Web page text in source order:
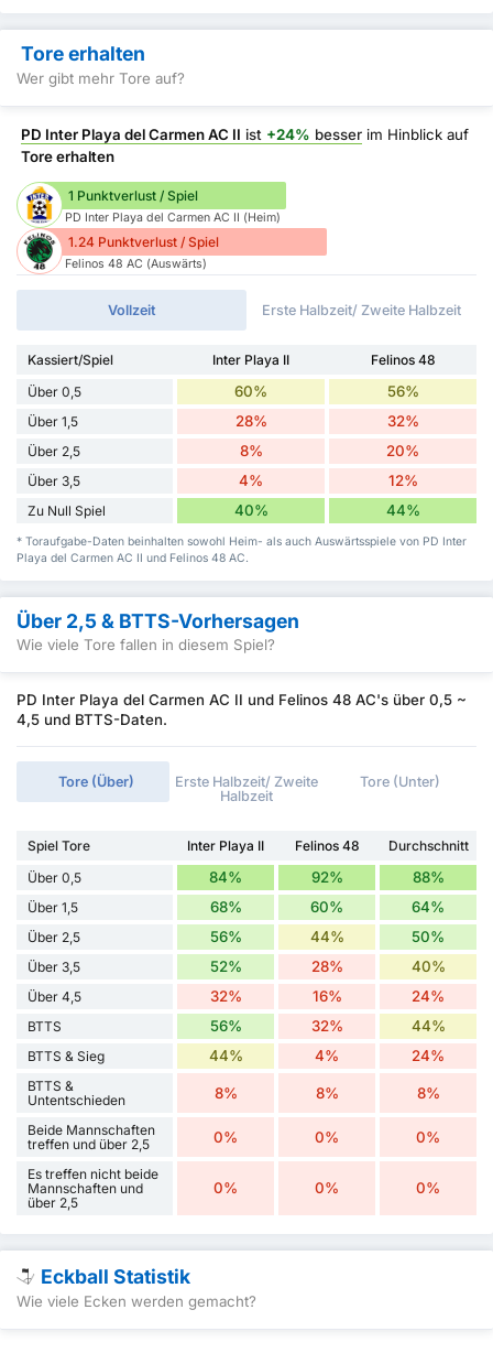
Tore erhalten
Wer gibt mehr Tore auf?
PD Inter Playa del Carmen AC II ist +24% besser im Hinblick auf
Tore erhalten
1 Punktverlust / Spiel
PD Inter Playa del Carmen AC II (Heim)
1.24 Punktverlust / Spiel
Felinos 48 AC (Auswärts)
Vollzeit Erste Halbzeit/ Zweite Halbzeit
Kassiert/Spiel Inter Playa II
Felinos 48
Über 0,5
60% 56%
Über 1,5 28% 32%
Über 2,5 8% 20%
Über 3,5 4% 12%
Zu Null Spiel 40% 44%
* Toraufgabe-Daten beinhalten sowohl Heim- als auch Auswärtsspiele von PD Inter
Playa del Carmen AC II und Felinos 48 AC.
Über 2,5 & BTTS-Vorhersagen
Wie viele Tore fallen in diesem Spiel?
PD Inter Playa del Carmen AC II und Felinos 48 AC's über 0,5 ~
4,5 und BTTS-Daten.
Tore (Über)
Erste Halbzeit/ Zweite
Halbzeit
Tore (Unter)
Spiel Tore Inter Playa II Felinos 48
Durchschnitt
Über 0,5
84% 92% 88%
Über 1,5 68% 60% 64%
Über 2,5 56% 44% 50%
Über 3,5 52% 28% 40%
Über 4,5 32% 16% 24%
BTTS 56% 32% 44%
BTTS & Sieg 44% 4% 24%
BTTS &
Untentschieden
8% 8% 8%
Beide Mannschaften
treffen und über 2,5
0% 0% 0%
Es treffen nicht beide
Mannschaften und
über 2,5
0% 0% 0%
Eckball Statistik
Wie viele Ecken werden gemacht?